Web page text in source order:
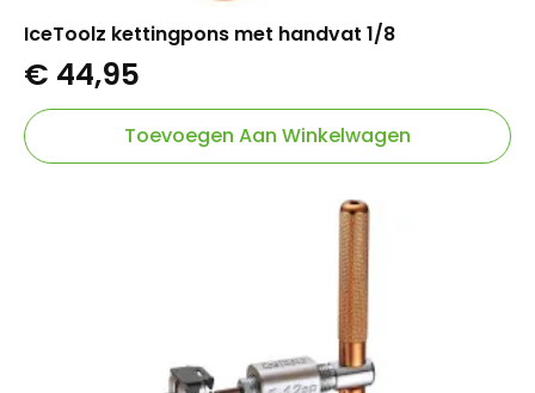
IceToolz kettingpons met handvat 1/8
€ 44,95
Toevoegen Aan Winkelwagen